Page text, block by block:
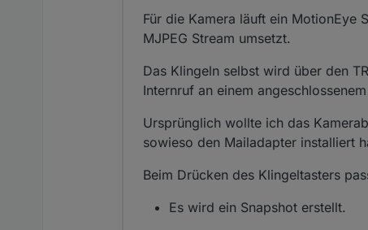
Für die Kamera läuft ein MotionEye
MJPEG Stream umsetzt.
Das Klingeln selbst wird über den
Internruf an einem
Ursprünglich wollte ich das
sowieso den Mailadapter installiert
Beim Drücken des Klingeltasters
Es wird ein Snapshot erstellt.